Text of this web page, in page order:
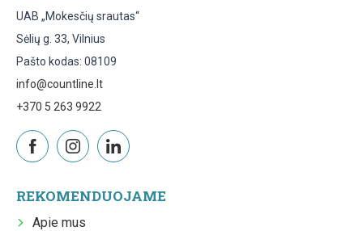
UAB „Mokesčių srautas“
Sėlių g. 33, Vilnius
Pašto kodas: 08109
info@countline.lt
+370 5 263 9922
REKOMENDUOJAME
Apie mus